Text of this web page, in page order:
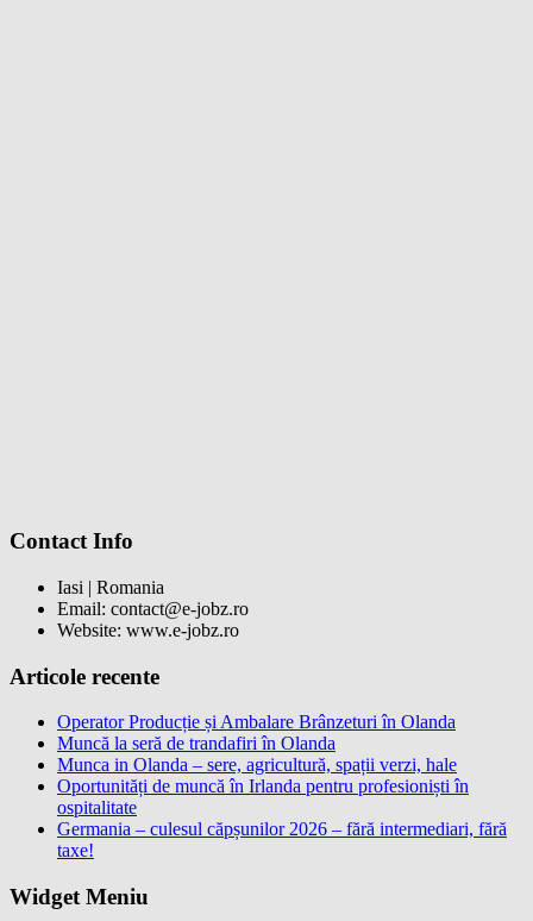
Contact Info
Iasi | Romania
Email: contact@e-jobz.ro
Website: www.e-jobz.ro
Articole recente
Operator Producție și Ambalare Brânzeturi în Olanda
Muncă la seră de trandafiri în Olanda
Munca in Olanda – sere, agricultură, spații verzi, hale
Oportunități de muncă în Irlanda pentru profesioniști în
ospitalitate
Germania – culesul căpșunilor 2026 – fără intermediari, fără
taxe!
Widget Meniu